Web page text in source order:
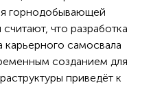
горнодобывающей
что разработка
карьерного самосвала
созданием для
приведёт к